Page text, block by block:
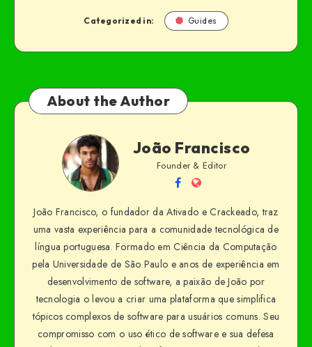
Categorized in: Guides
About the Author
João Francisco
Founder & Editor
João Francisco, o fundador da Ativado e Crackeado, traz
uma vasta experiência para a comunidade tecnológica de
língua portuguesa. Formado em Ciência da Computação
pela Universidade de São Paulo e anos de experiência em
desenvolvimento de software, a paixão de João por
tecnologia o levou a criar uma plataforma que simplifica
tópicos complexos de software para usuários comuns. Seu
compromisso com o uso ético de software e sua defesa